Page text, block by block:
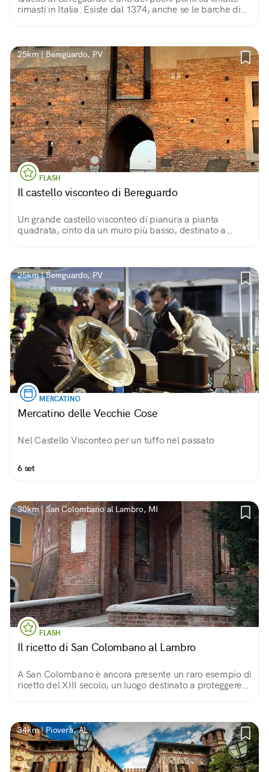
rimasti in Italia. Esiste dal 1374, anche se le barche di
25km | Bereguardo, PV
FLASH
Il castello visconteo di Bereguardo
Un grande castello visconteo di pianura a pianta
quadrata, cinto da un muro più basso, destinato a
25km | Bereguardo, PV
MERCATINO
Mercatino delle Vecchie Cose
Nel Castello Visconteo per un tuffo nel passato
6 set
30km | San Colombano al Lambro, MI
FLASH
Il ricetto di San Colombano al Lambro
A San Colombano è ancora presente un raro esempio di
ricetto del XIII secolo, un luogo destinato a proteggere
34km | Piovera, AL